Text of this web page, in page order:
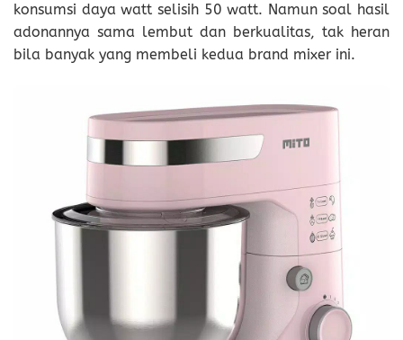
konsumsi daya watt selisih 50 watt. Namun soal hasil
adonannya sama lembut dan berkualitas, tak heran
bila banyak yang membeli kedua brand mixer ini.